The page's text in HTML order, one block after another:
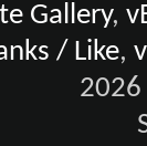
Gallery,
/ Like,
2026